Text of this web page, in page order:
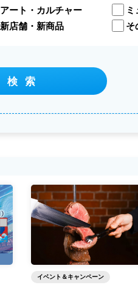
アート・カルチャー
新店舗・新商品 そ
検 索
イベント＆キャンペーン